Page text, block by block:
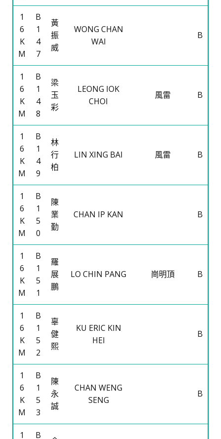
1
6
K
M
B
1
4
7
黃
振
威
WONG CHAN
WAI
B
1
6
K
M
B
1
4
8
梁
玉
彩
LEONG IOK
CHOI
風雷 B
1
6
K
M
B
1
4
9
林
行
柏
LIN XING BAI 風雷 B
1
6
K
M
B
1
5
0
陳
業
勤
CHAN IP KAN B
1
6
K
M
B
1
5
1
羅
展
鵬
LO CHIN PANG 崗明頂 B
1
6
K
M
B
1
5
2
辜
健
熙
KU ERIC KIN
HEI
B
1
6
K
M
B
1
5
3
陳
永
誠
CHAN WENG
SENG
B
1 B